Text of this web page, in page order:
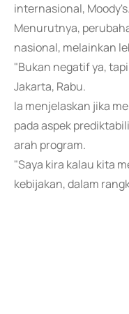
internasional, Moody's.
Menurutnya,
nasional, melainkan
"Bukan negatif ya,
Jakarta, Rabu.
Ia menjelaskan jika
pada aspek
arah program.
"Saya kira kalau kita
kebijakan, dalam